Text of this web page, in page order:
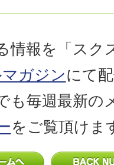
情報を「スク
ガジンにて
も毎週最新の
をご覧頂けま